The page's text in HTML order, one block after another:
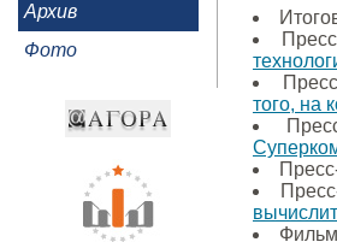
Архив
Фото
того, на